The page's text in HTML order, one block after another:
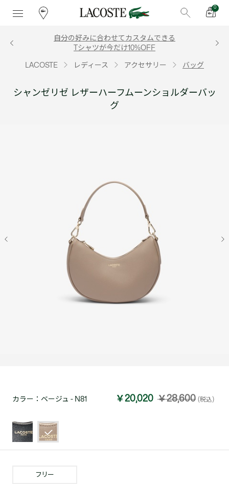
0
自分の好みに合わせてカスタムできる
Tシャツが今だけ10%OFF
LACOSTE レディース アクセサリー バッグ
シャンゼリゼ レザーハーフムーンショルダーバッ
グ
カラー： ベージュ - N81 ￥20,020 ￥28,600 (税込)
フリー